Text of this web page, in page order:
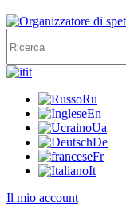
it
Ru
En
Ua
De
Fr
It
Il mio account